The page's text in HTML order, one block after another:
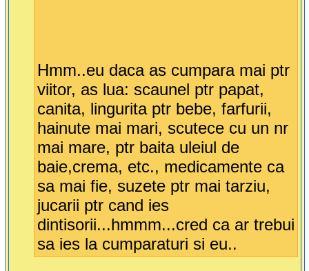
Hmm..eu daca as cumpara mai ptr
viitor, as lua: scaunel ptr papat,
canita, lingurita ptr bebe, farfurii,
hainute mai mari, scutece cu un nr
mai mare, ptr baita uleiul de
baie,crema, etc., medicamente ca
sa mai fie, suzete ptr mai tarziu,
jucarii ptr cand ies
dintisorii...hmmm...cred ca ar trebui
sa ies la cumparaturi si eu..